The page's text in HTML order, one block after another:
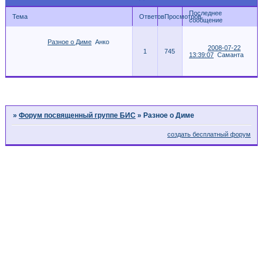
Тема ОтветовПросмотровПоследнее
сообщение
Разное о Диме Анко
1
745
2008-07-22
13:39:07 Саманта
»Форум посвященный группе БИС » Разное о Диме
создать бесплатный форум